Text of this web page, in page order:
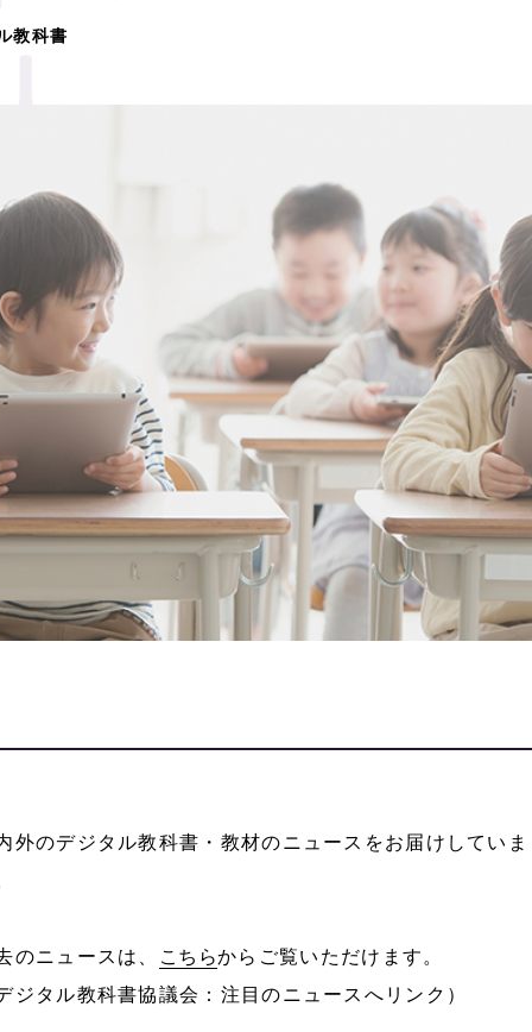
教科書
外のデジタル教科書・教材のニュースをお届けしていま
のニュースは、 こちらからご覧いただけます。
デジタル教科書協議会：注目のニュースへリンク）